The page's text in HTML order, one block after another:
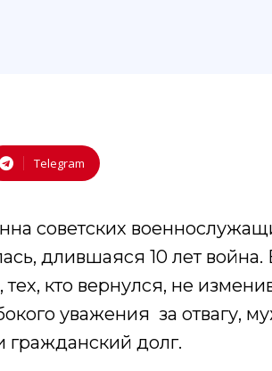
Telegram
советских
длившаяся 10 лет
кто вернулся, не
уважения ​ за отвагу,​
гражданский долг.